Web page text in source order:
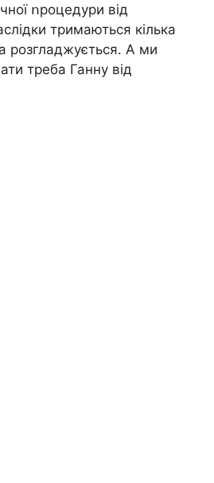
ոроцедури від
тримаються кілька
розгладжується. А ми
треба Ганну від